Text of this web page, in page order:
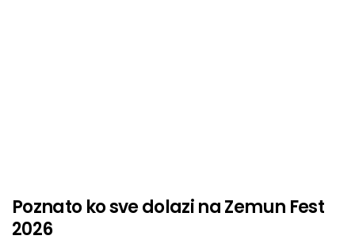
Poznato ko sve dolazi na Zemun Fest
2026